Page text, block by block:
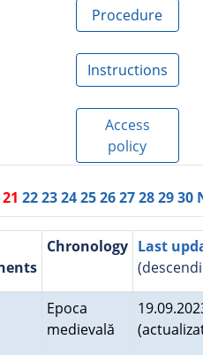
Procedure
Instructions
Access
policy
21222324252627282930
Chronology Last
Epoca
medievală